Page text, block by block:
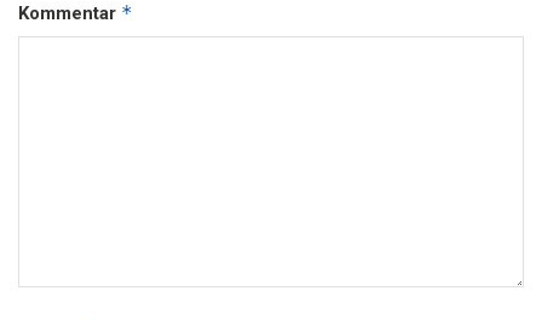
Kommentar *